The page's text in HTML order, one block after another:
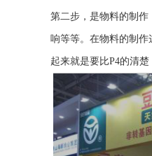
第二步，是物料的制
响等等。在物料的制
起来就是要比P4的清